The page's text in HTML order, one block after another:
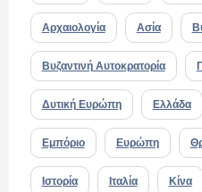
Αρχαιολογία Ασία
Βυζαντινή Αυτοκρατορία
Δυτική Ευρώπη Ελλάδα
Εμπόριο Ευρώπη
Ιστορία Ιταλία Κίνα